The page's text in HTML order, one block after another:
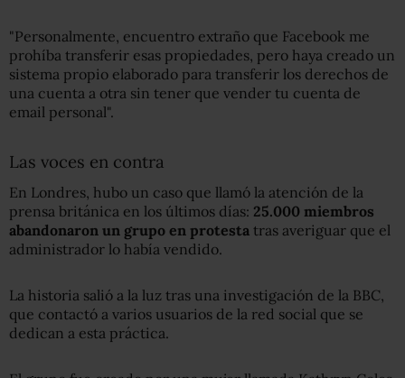
"Personalmente, encuentro extraño que Facebook me
prohíba transferir esas propiedades, pero haya creado un
sistema propio elaborado para transferir los derechos de
una cuenta a otra sin tener que vender tu cuenta de
email personal".
Las voces en contra
En Londres, hubo un caso que llamó la atención de la
prensa británica en los últimos días: 25.000 miembros
abandonaron un grupo en protesta tras averiguar que el
administrador lo había vendido.
La historia salió a la luz tras una investigación de la BBC,
que contactó a varios usuarios de la red social que se
dedican a esta práctica.